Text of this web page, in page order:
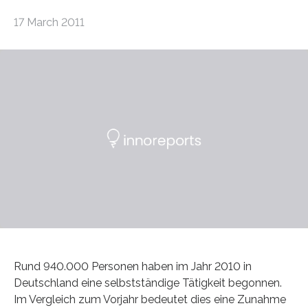
17 March 2011
Rund 940.000 Personen haben im Jahr 2010 in
Deutschland eine selbstständige Tätigkeit begonnen.
Im Vergleich zum Vorjahr bedeutet dies eine Zunahme